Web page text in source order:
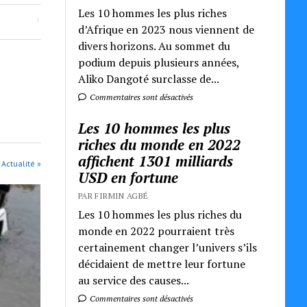
»
Les 10 hommes les plus riches
d’Afrique en 2023 nous viennent de
divers horizons. Au sommet du
podium depuis plusieurs années,
Aliko Dangoté surclasse de...
Commentaires sont désactivés
Les 10 hommes les plus
riches du monde en 2022
affichent 1301 milliards
USD en fortune
PAR FIRMIN AGBÉ
Les 10 hommes les plus riches du
monde en 2022 pourraient très
certainement changer l’univers s’ils
décidaient de mettre leur fortune
au service des causes...
Commentaires sont désactivés